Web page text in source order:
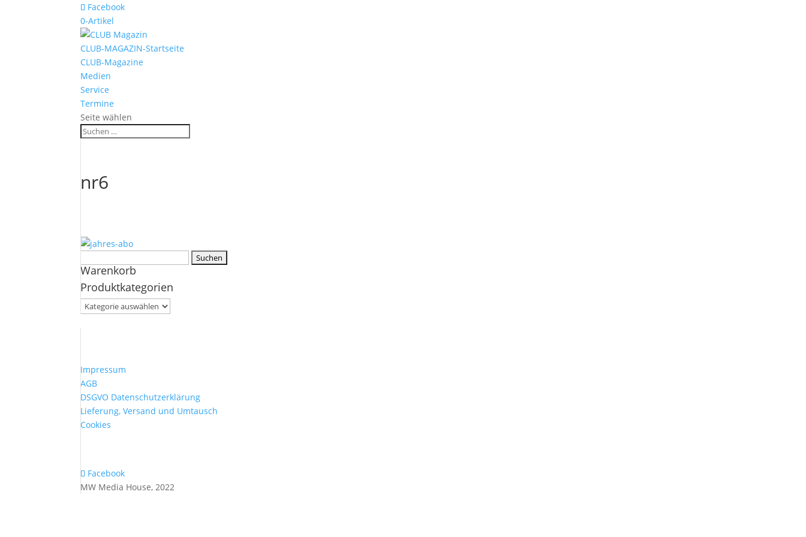
Facebook
0-Artikel
CLUB-MAGAZIN-Startseite
CLUB-Magazine
Medien
Service
Termine
Seite wählen
nr6
nach:
Warenkorb
Produktkategorien
Impressum
AGB
DSGVO Datenschutzerklärung
Lieferung, Versand und Umtausch
Cookies
Facebook
MW Media House, 2022